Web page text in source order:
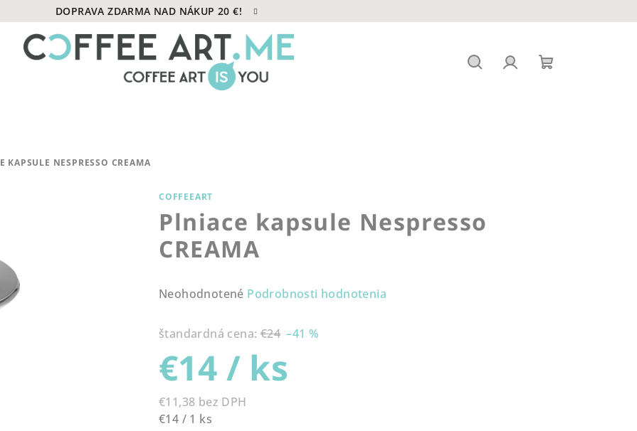
DOPRAVA ZDARMA NAD NÁKUP 20 €!
KAPSULE NESPRESSO CREAMA
COFFEEART
Plniace kapsule Nespresso
CREAMA
Priemerné
produktu
0,0
z
5
hviezdičiek.
Neohodnotené Podrobnosti hodnotenia
štandardná cena: €24 –41 %
€14 / ks
€11,38 bez DPH
Jednotková
€14 / 1 ks